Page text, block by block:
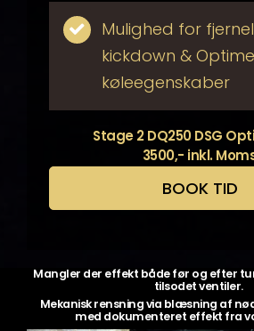
Mulighed for
kickdown &
køleegenskaber
Stage 2 DQ250 DSG
3500,- inkl.
BOOK TID
Mangler der effekt både før og efter
tilsodet ventiler.
Mekanisk rensning via blæsning af
med dokumenteret effekt fra